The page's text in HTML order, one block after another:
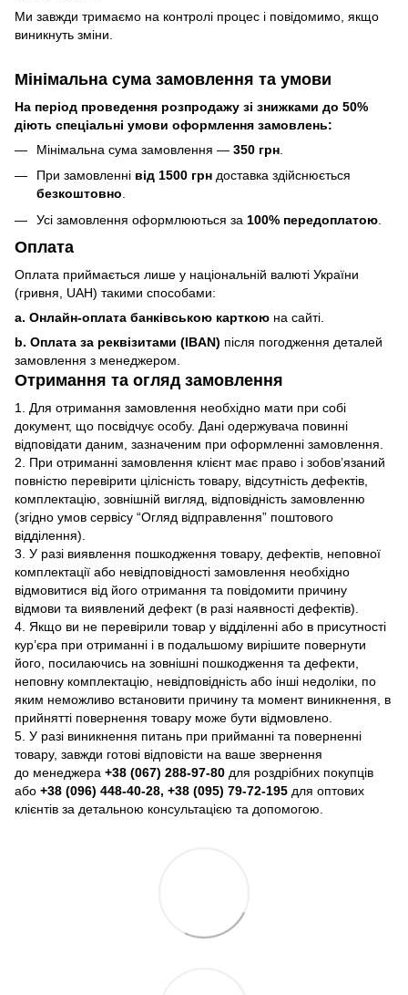
Ми завжди тримаємо на контролі процес і повідомимо, якщо
виникнуть зміни.
Мінімальна сума замовлення та умови
На період проведення розпродажу зі знижками до 50%
діють спеціальні умови оформлення замовлень:
Мінімальна сума замовлення — 350 грн
При замовленні від 1500 грн доставка здійснюється
безкоштовно.
Усі замовлення оформлюються за 100% передоплатою
Оплата
Оплата приймається лише у національній валюті України
(гривня, UAH) такими способами:
a. Онлайн-оплата банківською карткою на сайті.
b. Оплата за реквізитами (IBAN) після погодження деталей
замовлення з менеджером.
Отримання та огляд замовлення
1. Для отримання замовлення необхідно мати при собі
документ, що посвідчує особу. Дані одержувача повинні
відповідати даним, зазначеним при оформленні замовлення.
2. При отриманні замовлення клієнт має право і зобов’язаний
повністю перевірити цілісність товару, відсутність дефектів,
комплектацію, зовнішній вигляд, відповідність замовленню
(згідно умов сервісу “Огляд відправлення” поштового
відділення).
3. У разі виявлення пошкодження товару, дефектів, неповної
комплектації або невідповідності замовлення необхідно
відмовитися від його отримання та повідомити причину
відмови та виявлений дефект (в разі наявності дефектів).
4. Якщо ви не перевірили товар у відділенні або в присутності
кур’єра при отриманні і в подальшому вирішите повернути
його, посилаючись на зовнішні пошкодження та дефекти,
неповну комплектацію, невідповідність або інші недоліки, по
яким неможливо встановити причину та момент виникнення, в
прийнятті повернення товару може бути відмовлено.
5. У разі виникнення питань при прийманні та поверненні
товару, завжди готові відповісти на ваше звернення
до менеджера +38 (067) 288-97-80 для роздрібних покупців
або +38 (096) 448-40-28, +38 (095) 79-72-195 для оптових
клієнтів за детальною консультацією та допомогою.